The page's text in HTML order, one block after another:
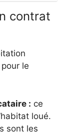
contrat
le
: ce
loué.
sont les